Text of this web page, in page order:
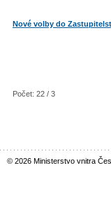
Nové volby do
Počet: 22 / 3
© 2026 Ministerstvo vnitra